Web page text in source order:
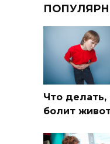
Что делать,
болит